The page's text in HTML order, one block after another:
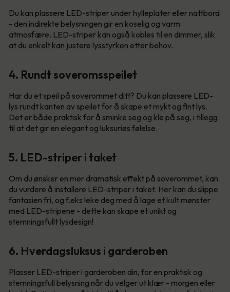
Du kan plassere LED-striper under hylleplater eller nattbord
- den indirekte belysningen gir en koselig og varm
atmosfære. LED-striper kan også kobles til en dimmer, slik
at du enkelt kan justere lysstyrken etter behov.
4. Rundt soveromsspeilet
Har du et speil på soverommet ditt? Du kan plassere LED-
lys rundt kanten av speilet for å skape et mykt og fint lys.
Det er både praktisk for å sminke seg og kle på seg, i tillegg
til at det gir en elegant og luksuriøs følelse.
5. LED-striper i taket
Om du ønsker en mer dramatisk effekt på soverommet, kan
du vurdere å installere LED-striper i taket. Her kan du slippe
fantasien fri, og f.eks leke deg med å lage et kult mønster
med LED-stripene - dette kan skape et unikt og
stemningsfullt lysdesign!
6. Hverdagsluksus i garderoben
Plasser LED-striper i garderoben din, for en praktisk og
stemningsfull belysning når du velger ut klær - morgen eller